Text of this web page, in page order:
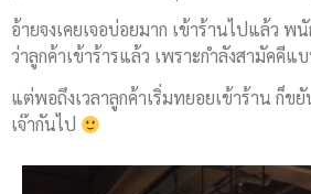
อ้ายจงเคยเจอบ่อยมาก เข้าร้านไปแล้ว พ
ว่าลูกค้าเข้าร้ารแล้ว เพราะกำลังสามัคคีแ
แต่พอถึงเวลาลูกค้าเริ่มทยอยเข้าร้าน ก็ข
เจ๊ากันไป